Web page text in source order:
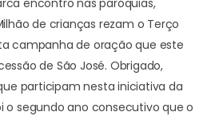
de crianças rezam o Terço
campanha de oração que este
de São José. Obrigado,
participam nesta iniciativa da
o segundo ano consecutivo que o